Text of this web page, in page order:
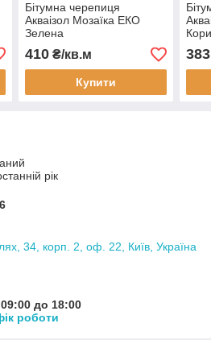
Бітумна черепиця
Акваізол Мозаїка ЕКО
Зелена
410₴/кв.м
Купити
383
рік
34, корп. 2, оф. 22, Київ, Україна
до 18:00
роботи